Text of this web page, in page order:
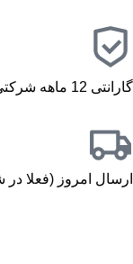
گارانتی 12 ماهه شرکتی
ارسال امروز (فعلا